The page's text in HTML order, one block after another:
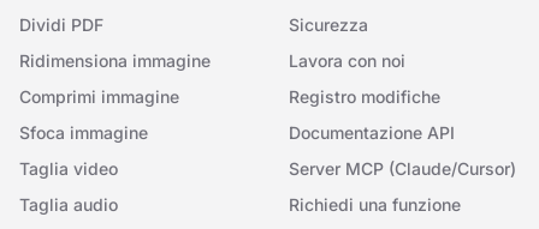
Dividi PDF
Ridimensiona immagine
Comprimi immagine
Sfoca immagine
Taglia video
Taglia audio
Sicurezza
Lavora con noi
Registro modifiche
Documentazione API
Server MCP (Claude/Cursor)
Richiedi una funzione